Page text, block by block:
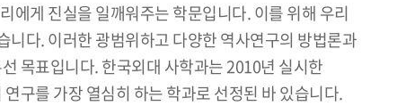
에게 진실을 일깨워주는 학문입니다. 이를 위해 우리
다. 이러한 광범위하고 다양한 역사연구의 방법론과
목표입니다. 한국외대 사학과는 2010년 실시한
구를 가장 열심히 하는 학과로 선정된 바 있습니다.